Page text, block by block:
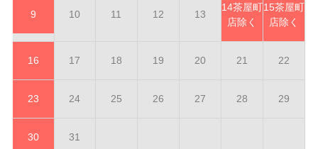
9 10 11 12 13
14茶屋町
店除く
15茶屋町
店除く
16 17 18 19 20 21 22
23 24 25 26 27 28 29
30 31